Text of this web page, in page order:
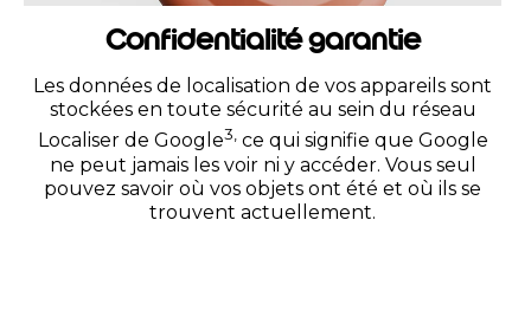
Confidentialité garantie
Les données de localisation de vos appareils sont
stockées en toute sécurité au sein du réseau
Localiser de Google3,ce qui signifie que Google
ne peut jamais les voir ni y accéder. Vous seul
pouvez savoir où vos objets ont été et où ils se
trouvent actuellement.